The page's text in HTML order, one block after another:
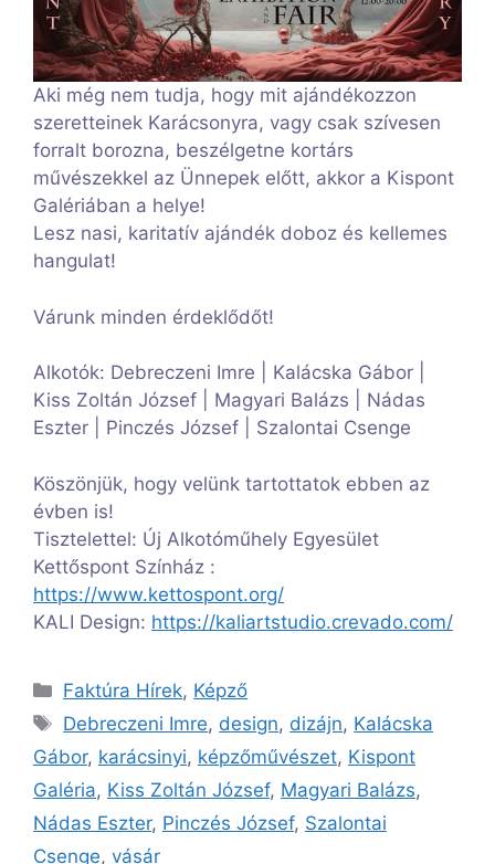
Aki még nem tudja, hogy mit ajándékozzon
szeretteinek Karácsonyra, vagy csak szívesen
forralt borozna, beszélgetne kortárs
művészekkel az Ünnepek előtt, akkor a Kispont
Galériában a helye!
Lesz nasi, karitatív ajándék doboz és kellemes
hangulat!
Várunk minden érdeklődőt!
Alkotók: Debreczeni Imre | Kalácska Gábor |
Kiss Zoltán József | Magyari Balázs | Nádas
Eszter | Pinczés József | Szalontai Csenge
Köszönjük, hogy velünk tartottatok ebben az
évben is!
Tisztelettel: Új Alkotóműhely Egyesület
Kettőspont Színház :
https://www.kettospont.org/
KALI Design: https://kaliartstudio.crevado.com/
Kategória
Faktúra Hírek, Képző
Címkék
Debreczeni Imre, design, dizájn, Kalácska
Gábor, karácsinyi, képzőművészet, Kispont
Galéria, Kiss Zoltán József, Magyari Balázs,
Nádas Eszter, Pinczés József, Szalontai
Csenge, vásár